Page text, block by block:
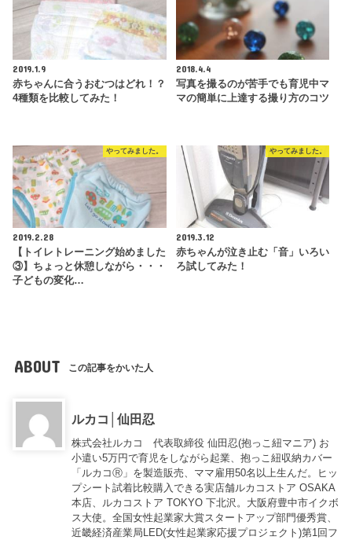
2019.1.9
赤ちゃんに合うおむつはどれ！？
4種類を比較してみた！
2018.4.4
写真を撮るのが苦手でも育児中マ
マの簡単に上達する撮り方のコツ
やってみました。
2019.2.28
【トイレトレーニング始めました
③】ちょっと休憩しながら・・・
子どもの変化…
やってみました。
2019.3.12
赤ちゃんが泣き止む「音」いろい
ろ試してみた！
ABOUT この記事をかいた人
ルカコ│仙田忍
株式会社ルカコ 代表取締役 仙田忍(抱っこ紐マニア) お
小遣い5万円で育児をしながら起業、抱っこ紐収納カバー
「ルカコⓇ」を製造販売、ママ雇用50名以上生んだ。ヒッ
プシート試着比較購入できる実店舗ルカコストア OSAKA
本店、ルカコストア TOKYO 下北沢。大阪府豊中市イクボ
ス大使。全国女性起業家大賞スタートアップ部門優秀賞、
近畿経済産業局LED(女性起業家応援プロジェクト)第1回フ